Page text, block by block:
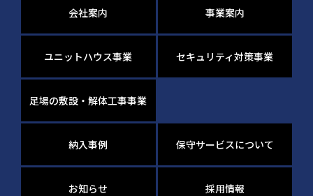
会社案内 事業案内
ユニットハウス事業 セキュリティ対策事業
足場の敷設・解体工事事業
納入事例 保守サービスについて
お知らせ 採用情報